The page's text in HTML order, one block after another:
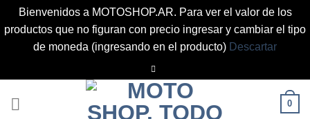
Bienvenidos a MOTOSHOP.AR. Para ver el valor de los
productos que no figuran con precio ingresar y cambiar el tipo
de moneda (ingresando en el producto) Descartar
contenido
0